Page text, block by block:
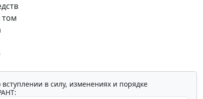
том
в силу, изменениях и порядке